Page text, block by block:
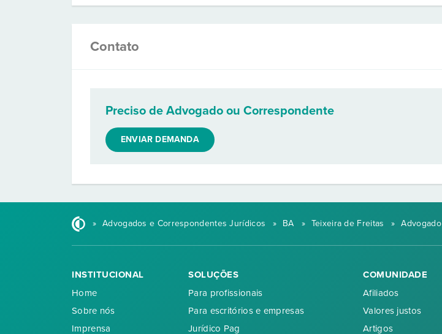
Contato
Preciso de Advogado ou Correspondente
ENVIAR DEMANDA
» Advogados e Correspondentes Jurídicos » BA » Teixeira de Freitas » Advogado
INSTITUCIONAL
Home
Sobre nós
Imprensa
SOLUÇÕES
Para profissionais
Para escritórios e empresas
Jurídico Pag
COMUNIDADE
Afiliados
Valores justos
Artigos